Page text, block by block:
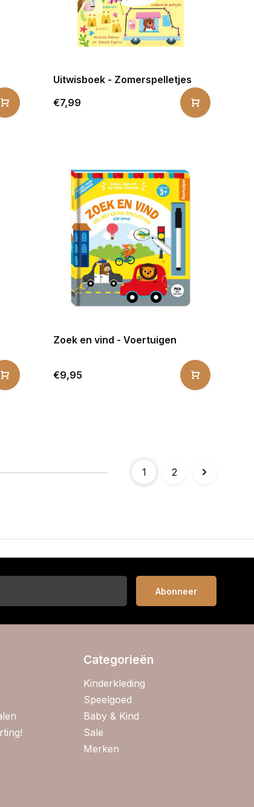
Uitwisboek - Zomerspelletjes
€7,99
Zoek en vind - Voertuigen
€9,95
1 2
Abonneer
Categorieën
Kinderkleding
Speelgoed
Baby & Kind
Sale
Merken